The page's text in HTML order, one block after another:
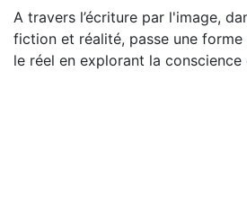
A travers l’écriture par l'image,
fiction et réalité, passe une
le réel en explorant la